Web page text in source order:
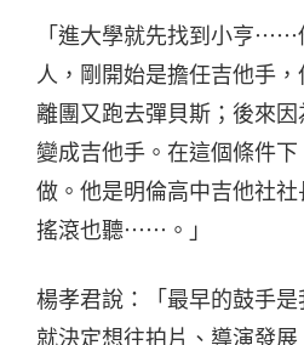
「進大學就先找到小亨⋯⋯
人，剛開始是擔任吉他手
離團又跑去彈貝斯；後來因
變成吉他手。在這個條件
做。他是明倫高中吉他社
搖滾也聽⋯⋯。」
楊孝君說：「最早的鼓手
就決定想往拍片、導演發